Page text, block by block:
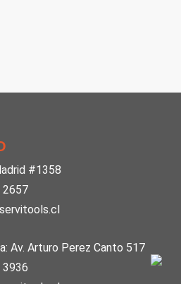
#1358
2657
Av. Arturo Perez Canto 517
3936